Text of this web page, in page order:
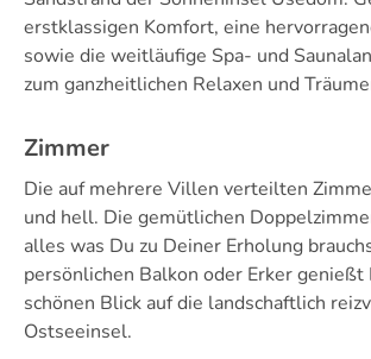
erstklassigen Komfort, eine
sowie die weitläufige Spa- und
zum ganzheitlichen Relaxen und
Zimmer
Die auf mehrere Villen verteilten
und hell. Die gemütlichen
alles was Du zu Deiner Erholung
persönlichen Balkon oder Erker genießt
schönen Blick auf die landschaftlich
Ostseeinsel.